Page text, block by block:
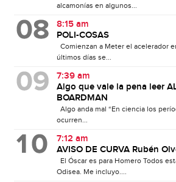
alcamonías en algunos...
8:15 am
POLI-COSAS
Comienzan a Meter el acelerador
últimos días se...
7:39 am
Algo que vale la pena leer
BOARDMAN
Algo anda mal “En ciencia los
ocurren...
7:12 am
AVISO DE CURVA Rubén
El Óscar es para Homero Todos
Odisea. Me incluyo....